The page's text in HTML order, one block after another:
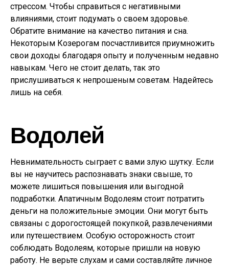
стрессом. Чтобы справиться с негативными
влияниями, стоит подумать о своем здоровье.
Обратите внимание на качество питания и сна.
Некоторым Козерогам посчастливится приумножить
свои доходы благодаря опыту и полученным недавно
навыкам. Чего не стоит делать, так это
прислушиваться к непрошеным советам. Надейтесь
лишь на себя.
Водолей
Невнимательность сыграет с вами злую шутку. Если
вы не научитесь распознавать знаки свыше, то
можете лишиться повышения или выгодной
подработки. Апатичным Водолеям стоит потратить
деньги на положительные эмоции. Они могут быть
связаны с дорогостоящей покупкой, развлечениями
или путешествием. Особую осторожность стоит
соблюдать Водолеям, которые пришли на новую
работу. Не верьте слухам и сами составляйте личное